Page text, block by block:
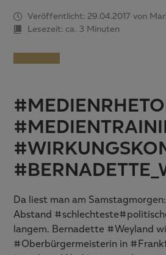
Veröffentlicht: 29.04.2017 von
Lesezeit: ca. 3 Minuten
Da liest man am
Abstand
langem. Bernadette #Weyland
#Oberbürgermeisterin in